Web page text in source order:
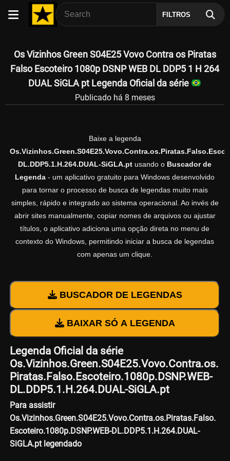
FILTROS
Os Vizinhos Green S04E25 Vovo Contra os Piratas
Falso Escoteiro 1080p DSNP WEB DL DDP5 1 H 264
DUAL SiGLA pt Legenda Oficial da série
Publicado há 8 meses
Baixe a legenda
DL.DDP5.1.H.264.DUAL-SiGLA.pt usando o Buscador de
Legenda - um aplicativo gratuito para Windows desenvolvido
para tornar o processo de busca de legendas muito mais
simples, rápido e integrado ao sistema operacional. Ao invés de
abrir sites manualmente, copiar nomes de arquivos ou ajustar
títulos, o aplicativo adiciona uma opção direta no menu de
contexto do Windows, permitindo iniciar a busca de legendas
com apenas um clique.
BUSCADOR DE LEGENDAS
BAIXAR SÓ A LEGENDA
Legenda Oficial da série
Os.Vizinhos.Green.S04E25.Vovo.Contra.os.
Piratas.Falso.Escoteiro.1080p.DSNP.WEB-
DL.DDP5.1.H.264.DUAL-SiGLA.pt
Para assistir
Os.Vizinhos.Green.S04E25.Vovo.Contra.os.Piratas.Falso.
Escoteiro.1080p.DSNP.WEB-DL.DDP5.1.H.264.DUAL-
SiGLA.pt legendado